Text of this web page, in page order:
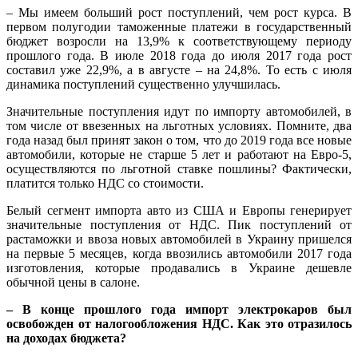
– Мы имеем больший рост поступлений, чем рост курса. В
первом полугодии таможенные платежи в государственный
бюджет возросли на 13,9% к соответствующему периоду
прошлого года. В июле 2018 года до июля 2017 года рост
составил уже 22,9%, а в августе – на 24,8%. То есть с июля
динамика поступлений существенно улучшилась.
Значительные поступления идут по импорту автомобилей, в
том числе от ввезенных на льготных условиях. Помните, два
года назад был принят закон о том, что до 2019 года все новые
автомобили, которые не старше 5 лет и работают на Евро-5,
осуществляются по льготной ставке пошлины? Фактически,
платится только НДС со стоимости.
Белый сегмент импорта авто из США и Европы генерирует
значительные поступления от НДС. Пик поступлений от
растаможки и ввоза новых автомобилей в Украину пришелся
на первые 5 месяцев, когда ввозились автомобили 2017 года
изготовления, которые продавались в Украине дешевле
обычной цены в салоне.
– В конце прошлого года импорт электрокаров был
освобожден от налогообложения НДС. Как это отразилось
на доходах бюджета?